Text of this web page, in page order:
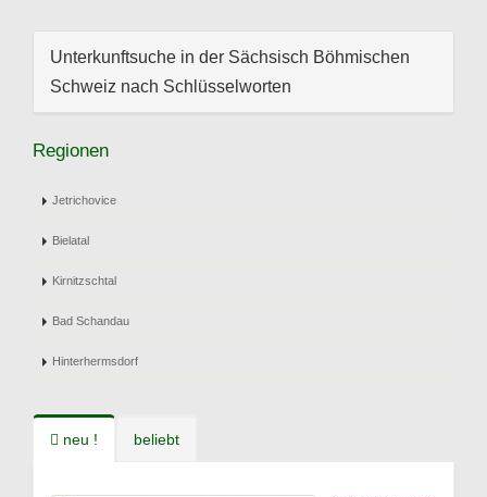
Unterkunftsuche in der Sächsisch Böhmischen
Schweiz nach Schlüsselworten
Regionen
Jetrichovice
Bielatal
Kirnitzschtal
Bad Schandau
Hinterhermsdorf
neu ! beliebt